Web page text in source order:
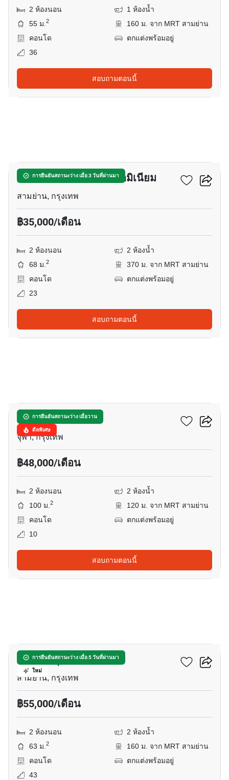
2 ห้องนอน
1 ห้องน้ำ
55 ม.2
160 ม. จาก MRT สามย่าน
คอนโด
ตกแต่งพร้อมอยู่
36
สอบถามตอนนี้
การยืนยันสถานะว่าง เมื่อ 3 วันที่ผ่านมา
วิช แอท สามย่าน คอนโดมิเนียม
สามย่าน, กรุงเทพ
฿35,000/เดือน
2 ห้องนอน
2 ห้องน้ำ
68 ม.2
370 ม. จาก MRT สามย่าน
คอนโด
ตกแต่งพร้อมอยู่
23
สอบถามตอนนี้
การยืนยันสถานะว่าง เมื่อวาน
ดีลพิเศษ
จามจุรี เรสซิเดนซ์
จุฬา, กรุงเทพ
฿48,000/เดือน
2 ห้องนอน
2 ห้องน้ำ
100 ม.2
120 ม. จาก MRT สามย่าน
คอนโด
ตกแต่งพร้อมอยู่
10
สอบถามตอนนี้
การยืนยันสถานะว่าง เมื่อ 5 วันที่ผ่านมา
ใหม่
แอชตัน จุฬา - สีลม
สามย่าน, กรุงเทพ
฿55,000/เดือน
2 ห้องนอน
2 ห้องน้ำ
63 ม.2
160 ม. จาก MRT สามย่าน
คอนโด
ตกแต่งพร้อมอยู่
43